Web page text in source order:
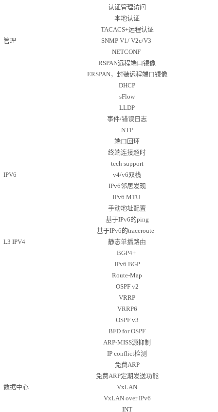
认证管理访问
本地认证
TACACS+远程认证
管理
SNMP V1/ V2c/V3
NETCONF
RSPAN远程端口镜像
ERSPAN，封装远程端口镜像
DHCP
sFlow
LLDP
事件/错误日志
NTP
端口回环
终端连接超时
tech support
IPV6
v4/v6双栈
IPv6邻居发现
IPv6 MTU
手动地址配置
基于IPv6的ping
基于IPv6的traceroute
L3 IPV4
静态单播路由
BGP4+
IPv6 BGP
Route-Map
OSPF v2
VRRP
VRRP6
OSPF v3
BFD for OSPF
ARP-MISS源抑制
IP conflict检测
免费ARP
免费ARP定期发送功能
数据中心
VxLAN
VxLAN over IPv6
INT